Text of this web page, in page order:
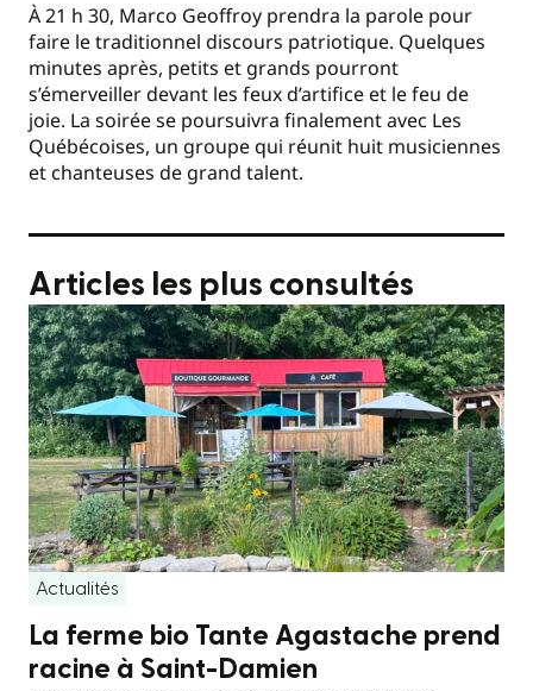
À 21 h 30, Marco Geoffroy prendra la parole pour
faire le traditionnel discours patriotique. Quelques
minutes après, petits et grands pourront
s’émerveiller devant les feux d’artifice et le feu de
joie. La soirée se poursuivra finalement avec Les
Québécoises, un groupe qui réunit huit musiciennes
et chanteuses de grand talent.
Articles les plus consultés
Actualités
La ferme bio Tante Agastache prend
racine à Saint-Damien